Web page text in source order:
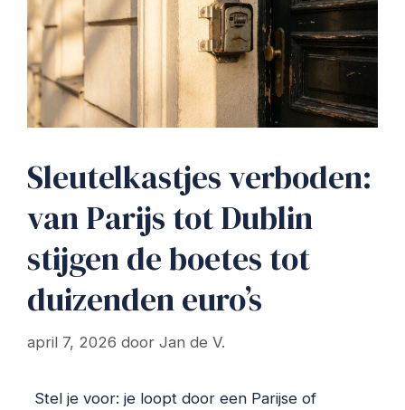
Sleutelkastjes verboden:
van Parijs tot Dublin
stijgen de boetes tot
duizenden euro’s
april 7, 2026 door Jan de V.
Stel je voor: je loopt door een Parijse of